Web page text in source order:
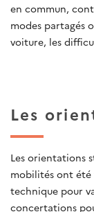
en commun,
modes partagés
voiture, les
Les
Les orientations
mobilités ont été
technique pour
concertations